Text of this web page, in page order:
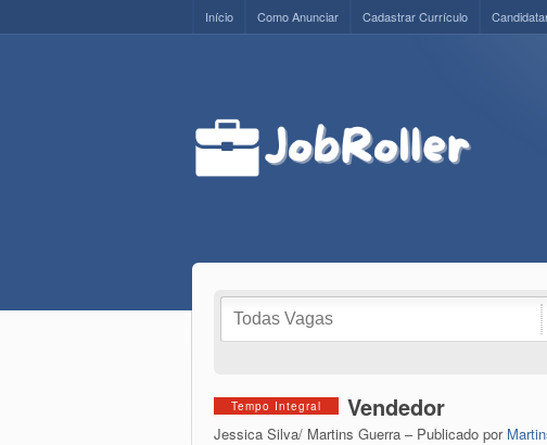
Início Como Anunciar Cadastrar Currículo
Tempo Integral Vendedor
Jessica Silva/ Martins Guerra – Publicado por